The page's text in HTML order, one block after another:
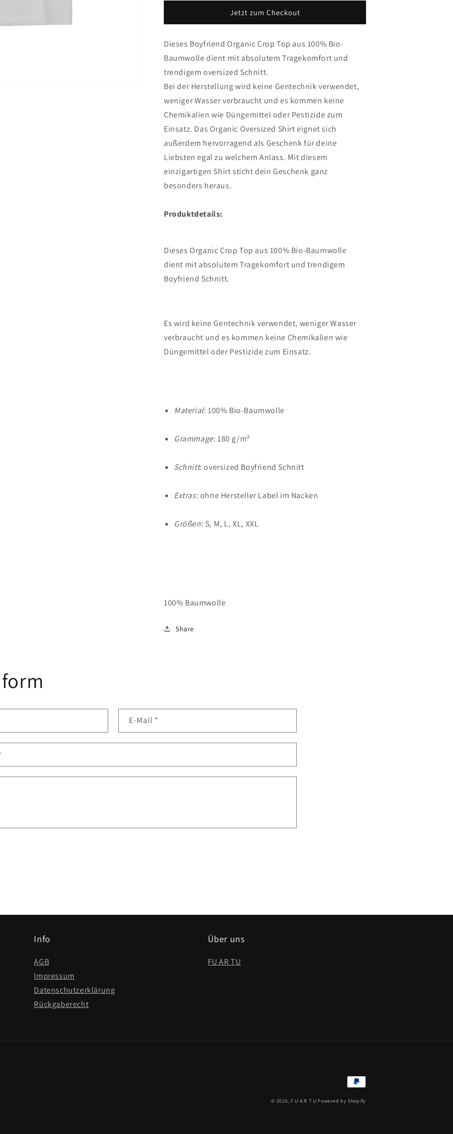
Bella
Jetzt zum Checkout
Dieses Boyfriend Organic Crop Top aus 100% Bio-
Baumwolle dient mit absolutem Tragekomfort und
trendigem oversized Schnitt.
Bei der Herstellung wird keine Gentechnik verwendet,
weniger Wasser verbraucht und es kommen keine
Chemikalien wie Düngemittel oder Pestizide zum
Einsatz. Das Organic Oversized Shirt eignet sich
außerdem hervorragend als Geschenk für deine
Liebsten egal zu welchem Anlass. Mit diesem
einzigartigen Shirt sticht dein Geschenk ganz
besonders heraus.
Produktdetails:
Dieses Organic Crop Top aus 100% Bio-Baumwolle
dient mit absolutem Tragekomfort und trendigem
Boyfriend Schnitt.
Es wird keine Gentechnik verwendet, weniger Wasser
verbraucht und es kommen keine Chemikalien wie
Düngemittel oder Pestizide zum Einsatz.
Material: 100% Bio-Baumwolle
Grammage: 180 g/m²
Schnitt: oversized Boyfriend Schnitt
Extras: ohne Hersteller Label im Nacken
Größen: S, M, L, XL, XXL
100% Baumwolle
Share
E-Mail *
Info
AGB
Impressum
Datenschutzerklärung
Rückgaberecht
Über uns
FU AR TU
Zahlungsmethoden
© 2026, F U A R T U Powered by Shopify